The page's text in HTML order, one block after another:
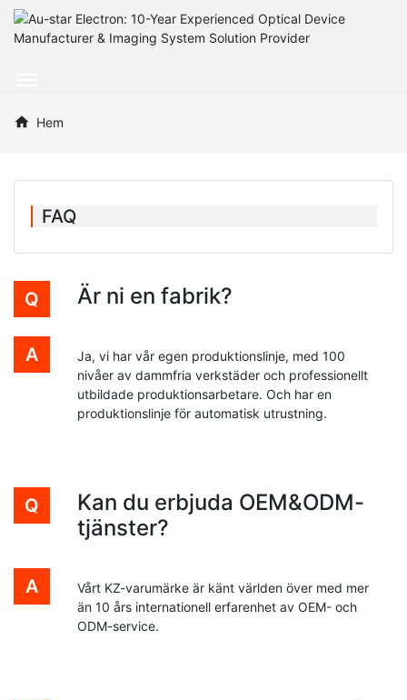
Hem
FAQ
Är ni en fabrik?
Ja, vi har vår egen produktionslinje, med 100
nivåer av dammfria verkstäder och professionellt
utbildade produktionsarbetare. Och har en
produktionslinje för automatisk utrustning.
Kan du erbjuda OEM&ODM-
tjänster?
Vårt KZ-varumärke är känt världen över med mer
än 10 års internationell erfarenhet av OEM- och
ODM-service.